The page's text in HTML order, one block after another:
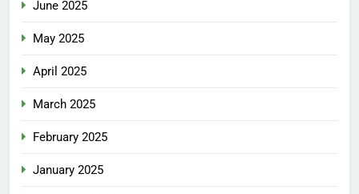
June 2025
May 2025
April 2025
March 2025
February 2025
January 2025